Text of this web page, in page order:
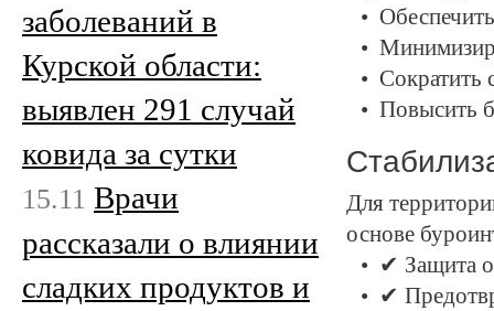
Сократить
Повысить
Для
основе
✔ Защита
✔
заболеваний в
Курской области:
выявлен 291 случай
ковида за сутки
15.11 Врачи
рассказали о влиянии
сладких продуктов и